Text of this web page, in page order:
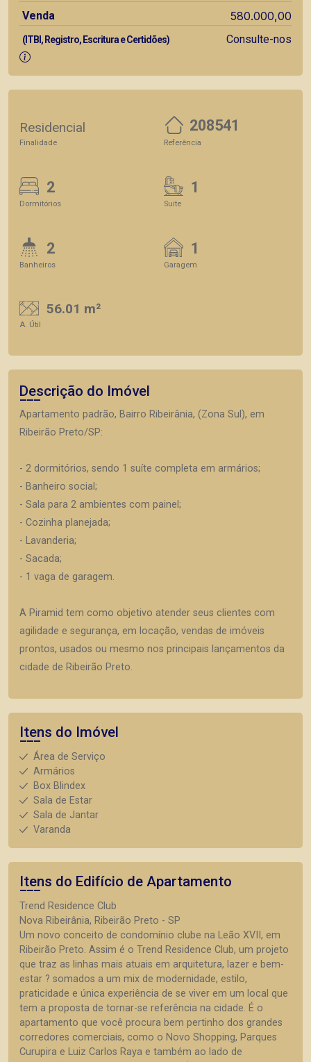
Venda
580.000,00
(ITBI, Registro, Escritura e Certidões) Consulte-nos
Residencial
Finalidade
208541
Referência
2
Dormitórios
1
Suite
2
Banheiros
1
Garagem
56.01 m²
A. Útil
Descrição do Imóvel
Apartamento padrão, Bairro Ribeirânia, (Zona Sul), em
Ribeirão Preto/SP:
- 2 dormitórios, sendo 1 suíte completa em armários;
- Banheiro social;
- Sala para 2 ambientes com painel;
- Cozinha planejada;
- Lavanderia;
- Sacada;
- 1 vaga de garagem.
A Piramid tem como objetivo atender seus clientes com
agilidade e segurança, em locação, vendas de imóveis
prontos, usados ou mesmo nos principais lançamentos da
cidade de Ribeirão Preto.
Itens do Imóvel
Área de Serviço
Armários
Box Blindex
Sala de Estar
Sala de Jantar
Varanda
Itens do Edifício de Apartamento
Trend Residence Club
Nova Ribeirânia, Ribeirão Preto - SP
Um novo conceito de condomínio clube na Leão XVII, em
Ribeirão Preto. Assim é o Trend Residence Club, um projeto
que traz as linhas mais atuais em arquitetura, lazer e bem-
estar ? somados a um mix de modernidade, estilo,
praticidade e única experiência de se viver em um local que
tem a proposta de tornar-se referência na cidade. É o
apartamento que você procura bem pertinho dos grandes
corredores comerciais, como o Novo Shopping, Parques
Curupira e Luiz Carlos Raya e também ao lado de